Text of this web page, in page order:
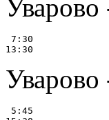
7:30
5:45